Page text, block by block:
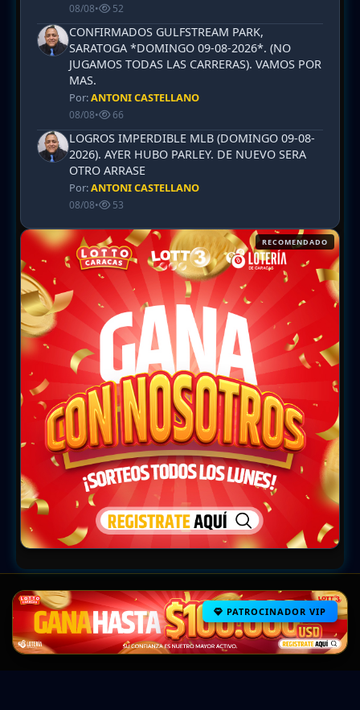
08/08• 52
CONFIRMADOS GULFSTREAM PARK,
SARATOGA *DOMINGO 09-08-2026*. (NO
JUGAMOS TODAS LAS CARRERAS). VAMOS POR
MAS.
Por:ANTONI CASTELLANO
08/08• 66
LOGROS IMPERDIBLE MLB (DOMINGO 09-08-
2026). AYER HUBO PARLEY. DE NUEVO SERA
OTRO ARRASE
Por:ANTONI CASTELLANO
08/08• 53
RECOMENDADO
PATROCINADOR VIP